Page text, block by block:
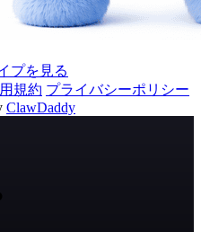
プを見る
規約 プライバシーポリシー
ClawDaddy